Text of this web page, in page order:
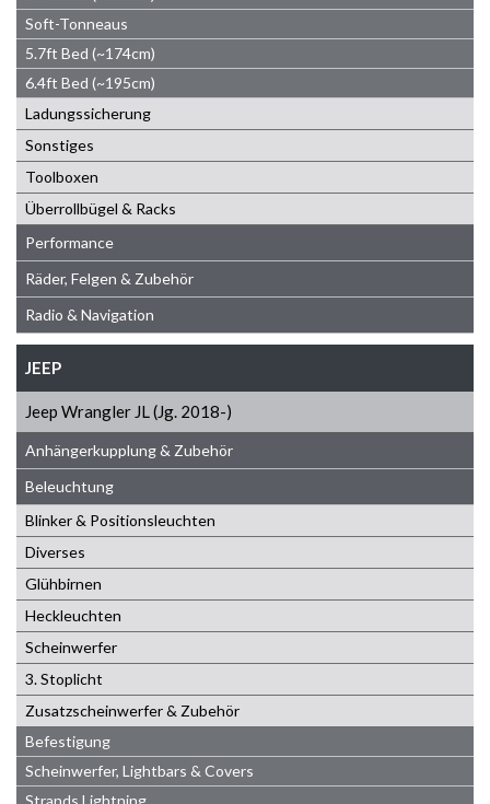
Soft-Tonneaus
5.7ft Bed (~174cm)
6.4ft Bed (~195cm)
Ladungssicherung
Sonstiges
Toolboxen
Überrollbügel & Racks
Performance
Räder, Felgen & Zubehör
Radio & Navigation
JEEP
Jeep Wrangler JL (Jg. 2018-)
Anhängerkupplung & Zubehör
Beleuchtung
Blinker & Positionsleuchten
Diverses
Glühbirnen
Heckleuchten
Scheinwerfer
3. Stoplicht
Zusatzscheinwerfer & Zubehör
Befestigung
Scheinwerfer, Lightbars & Covers
Strands Lightning